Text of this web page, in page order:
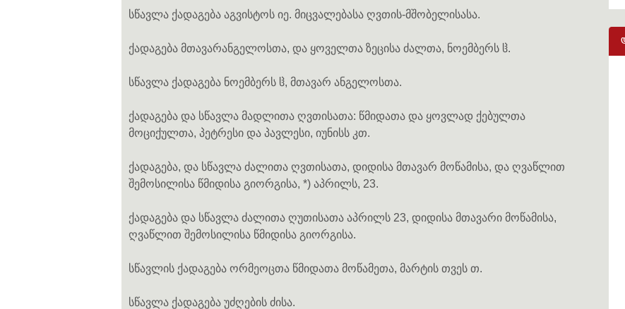
სწავლა ქადაგება აგვისტოს იე. მიცვალებასა ღვთის-მშობელისასა.
ქადაგება მთავარანგელოსთა, და ყოველთა ზეცისა ძალთა, ნოემბერს ჱ.
სწავლა ქადაგება ნოემბერს ჱ, მთავარ ანგელოსთა.
ქადაგება და სწავლა მადლითა ღვთისათა: წმიდათა და ყოვლად ქებულთა
მოციქულთა, პეტრესი და პავლესი, იუნისს კთ.
ქადაგება, და სწავლა ძალითა ღვთისათა, დიდისა მთავარ მოწამისა, და ღვაწლით
შემოსილისა წმიდისა გიორგისა, *) აპრილს, 23.
ქადაგება და სწავლა ძალითა ღუთისათა აპრილს 23, დიდისა მთავარი მოწამისა,
ღვაწლით შემოსილისა წმიდისა გიორგისა.
სწავლის ქადაგება ორმეოცთა წმიდათა მოწამეთა, მარტის თვეს თ.
სწავლა ქადაგება უძღების ძისა.